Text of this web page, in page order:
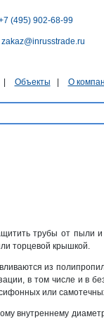
(495) 902-68-99
zakaz@inrusstrade.ru
Объекты О
трубы от пыли
торцевой крышкой.
из
в том числе и в
или
внутреннему